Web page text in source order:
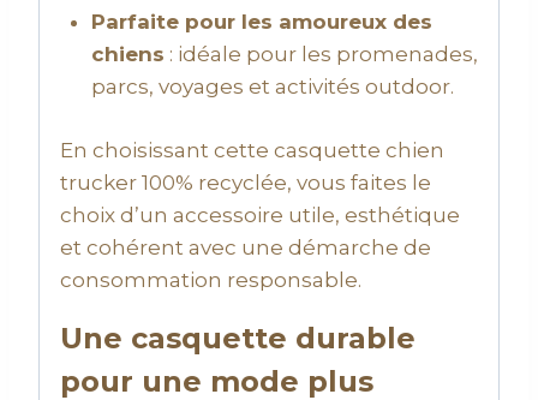
Parfaite pour les amoureux des
chiens : idéale pour les promenades,
parcs, voyages et activités outdoor.
En choisissant cette casquette chien
trucker 100% recyclée, vous faites le
choix d’un accessoire utile, esthétique
et cohérent avec une démarche de
consommation responsable.
Une casquette durable
pour une mode plus